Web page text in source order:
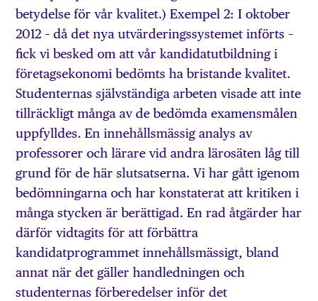
betydelse för vår kvalitet.) Exempel 2: I oktober
2012 – då det nya utvärderingssystemet införts –
fick vi besked om att vår kandidatutbildning i
företagsekonomi bedömts ha bristande kvalitet.
Studenternas självständiga arbeten visade att inte
tillräckligt många av de bedömda examensmålen
uppfylldes. En innehållsmässig analys av
professorer och lärare vid andra lärosäten låg till
grund för de här slutsatserna. Vi har gått igenom
bedömningarna och har konstaterat att kritiken i
många stycken är berättigad. En rad åtgärder har
därför vidtagits för att förbättra
kandidatprogrammet innehållsmässigt, bland
annat när det gäller handledningen och
studenternas förberedelser inför det